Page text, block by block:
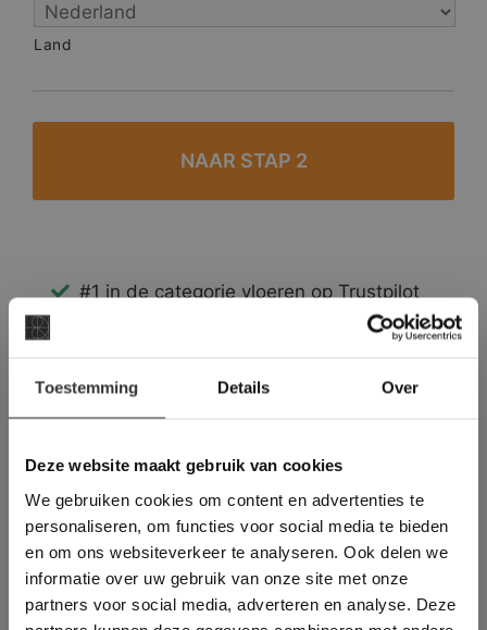
Toestemming Details Over
Deze website maakt gebruik van cookies
We gebruiken cookies om content en advertenties te
personaliseren, om functies voor social media te bieden
en om ons websiteverkeer te analyseren. Ook delen we
informatie over uw gebruik van onze site met onze
partners voor social media, adverteren en analyse. Deze
Land
#1 in de categorie vloeren op Trustpilot
Binnen 24 uur een passende offerte
Meer dan 500 m2 showroom
Deze website maakt
gebruik van cookies.
This Cookie Banner was deleted and is no
longer working. Please contact the website
administrator.
Deze website gebruikt cookies om de
gebruikerservaring te verbeteren. Door
gebruik te maken van onze website geeft u
toestemming voor alle cookies in
overeenstemming met ons cookiebeleid.Lees
verder